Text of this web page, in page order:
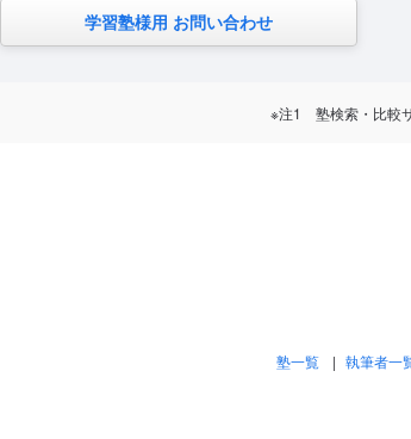
学習塾様用 お問い合わせ
※注1 塾検索・比較
塾一覧 執筆者一